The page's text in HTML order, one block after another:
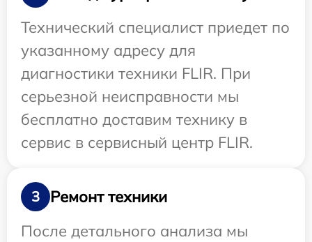
Технический специалист приедет по
указанному адресу для
диагностики техники FLIR. При
серьезной неисправности мы
бесплатно доставим технику в
сервис в сервисный центр FLIR.
3
Ремонт техники
После детального анализа мы